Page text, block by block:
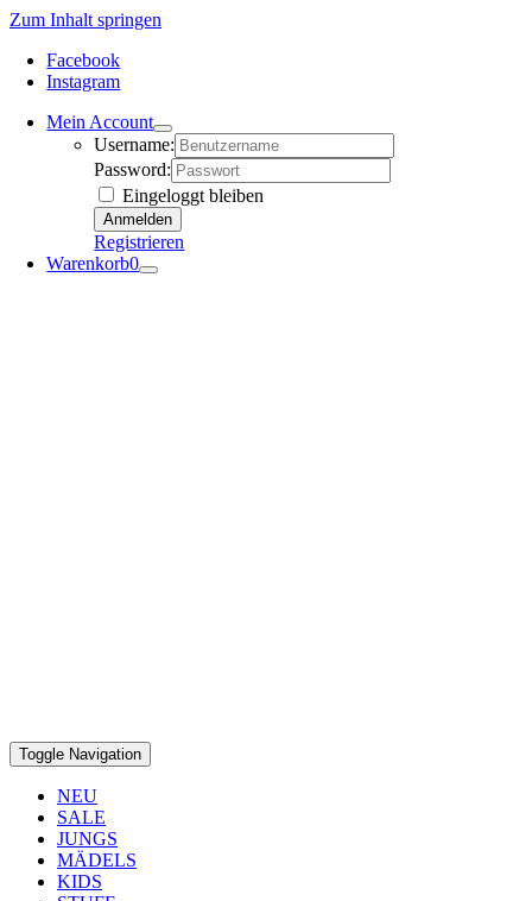
Zum Inhalt springen
Facebook
Instagram
Mein Account
Username:
Password:
Eingeloggt bleiben
Registrieren
Warenkorb0
Toggle Navigation
NEU
SALE
JUNGS
MÄDELS
KIDS